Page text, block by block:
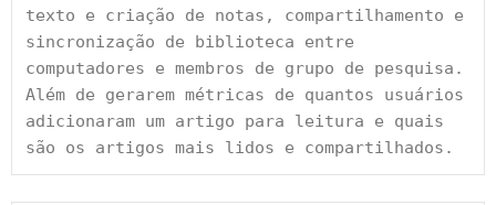
texto e criação de notas, compartilhamento e
sincronização de biblioteca entre
computadores e membros de grupo de pesquisa.
Além de gerarem métricas de quantos usuários
adicionaram um artigo para leitura e quais
são os artigos mais lidos e compartilhados.